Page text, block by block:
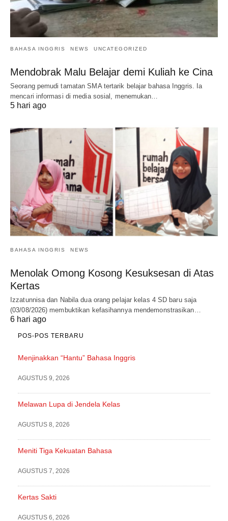
BAHASA INGGRIS NEWS UNCATEGORIZED
Mendobrak Malu Belajar demi Kuliah ke Cina
Seorang pemudi tamatan SMA tertarik belajar bahasa Inggris. Ia
mencari informasi di media sosial, menemukan…
5 hari ago
BAHASA INGGRIS NEWS
Menolak Omong Kosong Kesuksesan di Atas
Kertas
Izzatunnisa dan Nabila dua orang pelajar kelas 4 SD baru saja
(03/08/2026) membuktikan kefasihannya mendemonstrasikan…
6 hari ago
POS-POS TERBARU
Menjinakkan “Hantu” Bahasa Inggris
AGUSTUS 9, 2026
Melawan Lupa di Jendela Kelas
AGUSTUS 8, 2026
Meniti Tiga Kekuatan Bahasa
AGUSTUS 7, 2026
Kertas Sakti
AGUSTUS 6, 2026